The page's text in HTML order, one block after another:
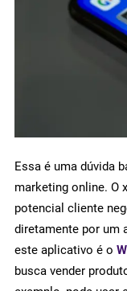
Essa é uma dúvida
marketing online. O
potencial cliente
diretamente por um
este aplicativo é o
busca vender